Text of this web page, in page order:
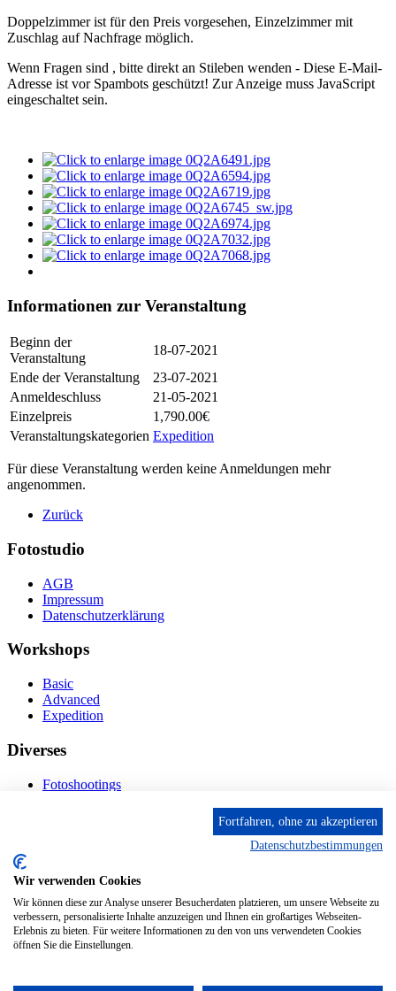
Doppelzimmer ist für den Preis vorgesehen, Einzelzimmer mit
Zuschlag auf Nachfrage möglich.
Wenn Fragen sind , bitte direkt an Stileben wenden - Diese E-Mail-
Adresse ist vor Spambots geschützt! Zur Anzeige muss JavaScript
eingeschaltet sein.
Informationen zur Veranstaltung
Beginn der
Veranstaltung
18-07-2021
Ende der Veranstaltung
23-07-2021
Anmeldeschluss
21-05-2021
Einzelpreis
1,790.00€
Veranstaltungskategorien Expedition
Für diese Veranstaltung werden keine Anmeldungen mehr
angenommen.
Zurück
Fotostudio
AGB
Impressum
Datenschutzerklärung
Workshops
Basic
Advanced
Expedition
Diverses
Fotoshootings
Kontakt
Fröhnstr. 4-8, 66954 Pirmasens
Diese E-Mail-Adresse ist vor Spambots geschützt! Zur
Anzeige muss JavaScript eingeschaltet sein.
Mobil: + 49 (0) 176/84 62 18 86
Fortfahren, ohne zu akzeptieren
Datenschutzbestimmungen
Wir verwenden Cookies
Wir können diese zur Analyse unserer Besucherdaten platzieren, um unsere Webseite zu
verbessern, personalisierte Inhalte anzuzeigen und Ihnen ein großartiges Webseiten-
Erlebnis zu bieten. Für weitere Informationen zu den von uns verwendeten Cookies
öffnen Sie die Einstellungen.